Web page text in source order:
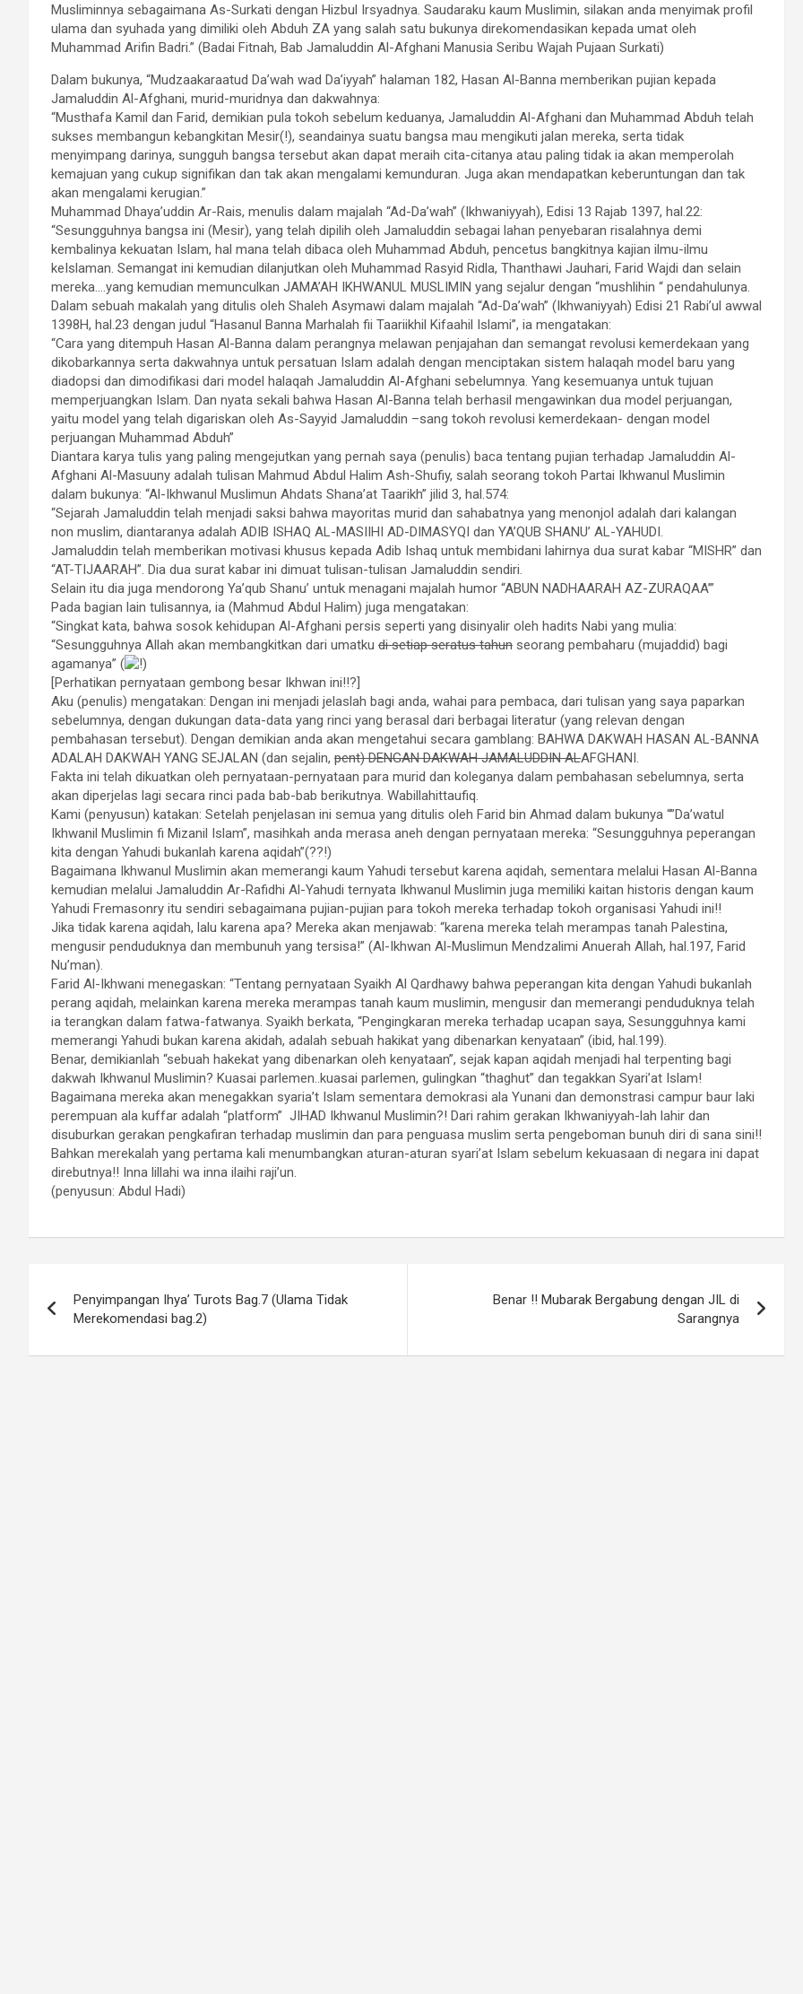
Musliminnya sebagaimana As-Surkati dengan Hizbul Irsyadnya. Saudaraku kaum Muslimin, silakan anda menyimak profil
ulama dan syuhada yang dimiliki oleh Abduh ZA yang salah satu bukunya direkomendasikan kepada umat oleh
Muhammad Arifin Badri.” (Badai Fitnah, Bab Jamaluddin Al-Afghani Manusia Seribu Wajah Pujaan Surkati)
Dalam bukunya, “Mudzaakaraatud Da’wah wad Da’iyyah” halaman 182, Hasan Al-Banna memberikan pujian kepada
Jamaluddin Al-Afghani, murid-muridnya dan dakwahnya:
“Musthafa Kamil dan Farid, demikian pula tokoh sebelum keduanya, Jamaluddin Al-Afghani dan Muhammad Abduh telah
sukses membangun kebangkitan Mesir(!), seandainya suatu bangsa mau mengikuti jalan mereka, serta tidak
menyimpang darinya, sungguh bangsa tersebut akan dapat meraih cita-citanya atau paling tidak ia akan memperolah
kemajuan yang cukup signifikan dan tak akan mengalami kemunduran. Juga akan mendapatkan keberuntungan dan tak
akan mengalami kerugian.”
Muhammad Dhaya’uddin Ar-Rais, menulis dalam majalah “Ad-Da’wah” (Ikhwaniyyah), Edisi 13 Rajab 1397, hal.22:
“Sesungguhnya bangsa ini (Mesir), yang telah dipilih oleh Jamaluddin sebagai lahan penyebaran risalahnya demi
kembalinya kekuatan Islam, hal mana telah dibaca oleh Muhammad Abduh, pencetus bangkitnya kajian ilmu-ilmu
keIslaman. Semangat ini kemudian dilanjutkan oleh Muhammad Rasyid Ridla, Thanthawi Jauhari, Farid Wajdi dan selain
mereka….yang kemudian memunculkan JAMA’AH IKHWANUL MUSLIMIN yang sejalur dengan “mushlihin “ pendahulunya.
Dalam sebuah makalah yang ditulis oleh Shaleh Asymawi dalam majalah “Ad-Da’wah” (Ikhwaniyyah) Edisi 21 Rabi’ul awwal
1398H, hal.23 dengan judul “Hasanul Banna Marhalah fii Taariikhil Kifaahil Islami”, ia mengatakan:
“Cara yang ditempuh Hasan Al-Banna dalam perangnya melawan penjajahan dan semangat revolusi kemerdekaan yang
dikobarkannya serta dakwahnya untuk persatuan Islam adalah dengan menciptakan sistem halaqah model baru yang
diadopsi dan dimodifikasi dari model halaqah Jamaluddin Al-Afghani sebelumnya. Yang kesemuanya untuk tujuan
memperjuangkan Islam. Dan nyata sekali bahwa Hasan Al-Banna telah berhasil mengawinkan dua model perjuangan,
yaitu model yang telah digariskan oleh As-Sayyid Jamaluddin –sang tokoh revolusi kemerdekaan- dengan model
perjuangan Muhammad Abduh”
Diantara karya tulis yang paling mengejutkan yang pernah saya (penulis) baca tentang pujian terhadap Jamaluddin Al-
Afghani Al-Masuuny adalah tulisan Mahmud Abdul Halim Ash-Shufiy, salah seorang tokoh Partai Ikhwanul Muslimin
dalam bukunya: “Al-Ikhwanul Muslimun Ahdats Shana’at Taarikh” jilid 3, hal.574:
“Sejarah Jamaluddin telah menjadi saksi bahwa mayoritas murid dan sahabatnya yang menonjol adalah dari kalangan
non muslim, diantaranya adalah ADIB ISHAQ AL-MASIIHI AD-DIMASYQI dan YA’QUB SHANU’ AL-YAHUDI.
Jamaluddin telah memberikan motivasi khusus kepada Adib Ishaq untuk membidani lahirnya dua surat kabar “MISHR” dan
“AT-TIJAARAH”. Dia dua surat kabar ini dimuat tulisan-tulisan Jamaluddin sendiri.
Selain itu dia juga mendorong Ya’qub Shanu’ untuk menagani majalah humor “ABUN NADHAARAH AZ-ZURAQAA’”
Pada bagian lain tulisannya, ia (Mahmud Abdul Halim) juga mengatakan:
“Singkat kata, bahwa sosok kehidupan Al-Afghani persis seperti yang disinyalir oleh hadits Nabi yang mulia:
“Sesungguhnya Allah akan membangkitkan dari umatku di setiap seratus tahun seorang pembaharu (mujaddid) bagi
agamanya” (
!)
[Perhatikan pernyataan gembong besar Ikhwan ini!!?]
Aku (penulis) mengatakan: Dengan ini menjadi jelaslah bagi anda, wahai para pembaca, dari tulisan yang saya paparkan
sebelumnya, dengan dukungan data-data yang rinci yang berasal dari berbagai literatur (yang relevan dengan
pembahasan tersebut). Dengan demikian anda akan mengetahui secara gamblang: BAHWA DAKWAH HASAN AL-BANNA
ADALAH DAKWAH YANG SEJALAN (dan sejalin, pent)DENGAN DAKWAH JAMALUDDIN ALAFGHANI.
Fakta ini telah dikuatkan oleh pernyataan-pernyataan para murid dan koleganya dalam pembahasan sebelumnya, serta
akan diperjelas lagi secara rinci pada bab-bab berikutnya. Wabillahittaufiq.
Kami (penyusun) katakan: Setelah penjelasan ini semua yang ditulis oleh Farid bin Ahmad dalam bukunya “”Da’watul
Ikhwanil Muslimin fi Mizanil Islam”, masihkah anda merasa aneh dengan pernyataan mereka: “Sesungguhnya peperangan
kita dengan Yahudi bukanlah karena aqidah”(??!)
Bagaimana Ikhwanul Muslimin akan memerangi kaum Yahudi tersebut karena aqidah, sementara melalui Hasan Al-Banna
kemudian melalui Jamaluddin Ar-Rafidhi Al-Yahudi ternyata Ikhwanul Muslimin juga memiliki kaitan historis dengan kaum
Yahudi Fremasonry itu sendiri sebagaimana pujian-pujian para tokoh mereka terhadap tokoh organisasi Yahudi ini!!
Jika tidak karena aqidah, lalu karena apa? Mereka akan menjawab: “karena mereka telah merampas tanah Palestina,
mengusir penduduknya dan membunuh yang tersisa!” (Al-Ikhwan Al-Muslimun Mendzalimi Anuerah Allah, hal.197, Farid
Nu’man).
Farid Al-Ikhwani menegaskan: “Tentang pernyataan Syaikh Al Qardhawy bahwa peperangan kita dengan Yahudi bukanlah
perang aqidah, melainkan karena mereka merampas tanah kaum muslimin, mengusir dan memerangi penduduknya telah
ia terangkan dalam fatwa-fatwanya. Syaikh berkata, “Pengingkaran mereka terhadap ucapan saya, Sesungguhnya kami
memerangi Yahudi bukan karena akidah, adalah sebuah hakikat yang dibenarkan kenyataan” (ibid, hal.199).
Benar, demikianlah “sebuah hakekat yang dibenarkan oleh kenyataan”, sejak kapan aqidah menjadi hal terpenting bagi
dakwah Ikhwanul Muslimin? Kuasai parlemen..kuasai parlemen, gulingkan “thaghut” dan tegakkan Syari’at Islam!
Bagaimana mereka akan menegakkan syaria’t Islam sementara demokrasi ala Yunani dan demonstrasi campur baur laki
perempuan ala kuffar adalah “platform” JIHAD Ikhwanul Muslimin?! Dari rahim gerakan Ikhwaniyyah-lah lahir dan
disuburkan gerakan pengkafiran terhadap muslimin dan para penguasa muslim serta pengeboman bunuh diri di sana sini!!
Bahkan merekalah yang pertama kali menumbangkan aturan-aturan syari’at Islam sebelum kekuasaan di negara ini dapat
direbutnya!! Inna lillahi wa inna ilaihi raji’un.
(penyusun: Abdul Hadi)
pos
Penyimpangan Ihya’ Turots Bag.7 (Ulama Tidak
Merekomendasi bag.2)
Benar !! Mubarak Bergabung dengan JIL di
Sarangnya